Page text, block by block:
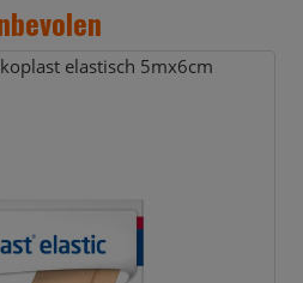
elastisch 5mx6cm